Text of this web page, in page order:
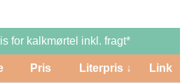
for kalkmørtel inkl. fragt*
Pris Literpris ↓ Link